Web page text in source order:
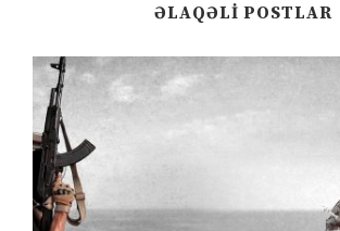
ƏLAQƏLI POSTLAR